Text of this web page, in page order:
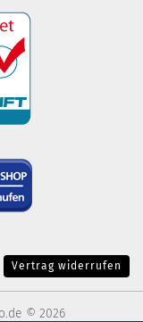
Vertrag widerrufen
© 2026